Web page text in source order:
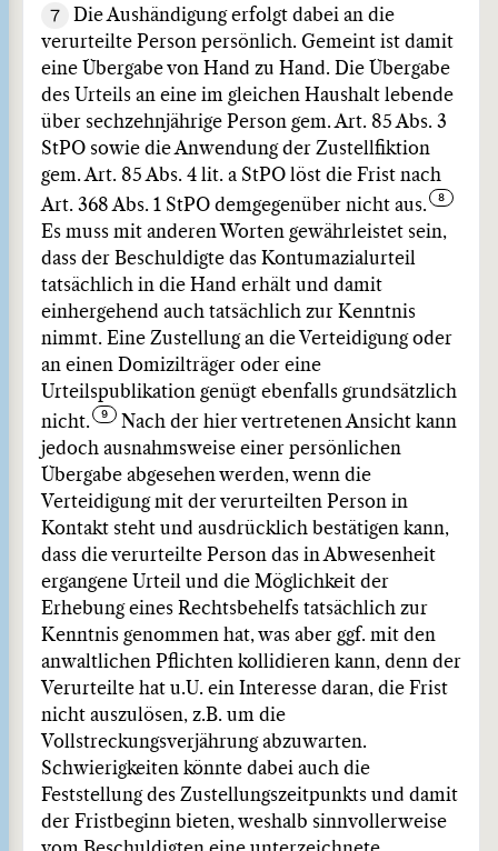
7
Die Aushändigung erfolgt dabei an die
verurteilte Person persönlich. Gemeint ist damit
eine Übergabe von Hand zu Hand. Die Übergabe
des Urteils an eine im gleichen Haushalt lebende
über sechzehnjährige Person gem. Art. 85 Abs. 3
StPO sowie die Anwendung der Zustellfiktion
gem. Art. 85 Abs. 4 lit. a StPO löst die Frist nach
Art. 368 Abs. 1 StPO demgegenüber nicht aus.
Es muss mit anderen Worten gewährleistet sein,
dass der Beschuldigte das Kontumazialurteil
tatsächlich in die Hand erhält und damit
einhergehend auch tatsächlich zur Kenntnis
nimmt. Eine Zustellung an die Verteidigung oder
an einen Domizilträger oder eine
Urteilspublikation genügt ebenfalls grundsätzlich
nicht.
Nach der hier vertretenen Ansicht kann
jedoch ausnahmsweise einer persönlichen
Übergabe abgesehen werden, wenn die
Verteidigung mit der verurteilten Person in
Kontakt steht und ausdrücklich bestätigen kann,
dass die verurteilte Person das in Abwesenheit
ergangene Urteil und die Möglichkeit der
Erhebung eines Rechtsbehelfs tatsächlich zur
Kenntnis genommen hat, was aber ggf. mit den
anwaltlichen Pflichten kollidieren kann, denn der
Verurteilte hat u.U. ein Interesse daran, die Frist
nicht auszulösen, z.B. um die
Vollstreckungsverjährung abzuwarten.
Schwierigkeiten könnte dabei auch die
Feststellung des Zustellungszeitpunkts und damit
der Fristbeginn bieten, weshalb sinnvollerweise